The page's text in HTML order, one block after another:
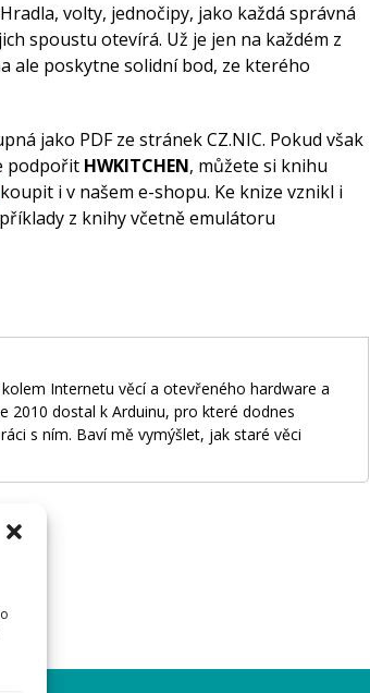
volty, jednočipy, jako každá správná
spoustu otevírá. Už je jen na každém z
ale poskytne solidní bod, ze kterého
jako PDF ze stránek CZ.NIC. Pokud však
podpořit HWKITCHEN, můžete si knihu
koupit i v našem e-shopu. Ke knize vznikl i
z knihy včetně emulátoru
Internetu věcí a otevřeného hardware a
2010 dostal k Arduinu, pro které dodnes
s ním. Baví mě vymýšlet, jak staré věci